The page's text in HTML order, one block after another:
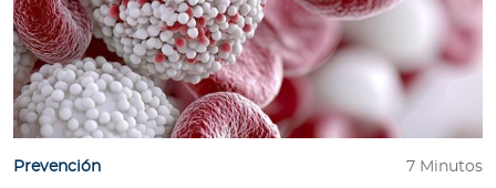
Prevención 7 Minutos